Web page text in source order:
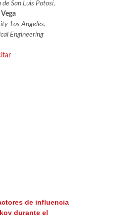
San Luis Potosí,
Los Angeles,
Engineering
de influencia
durante el